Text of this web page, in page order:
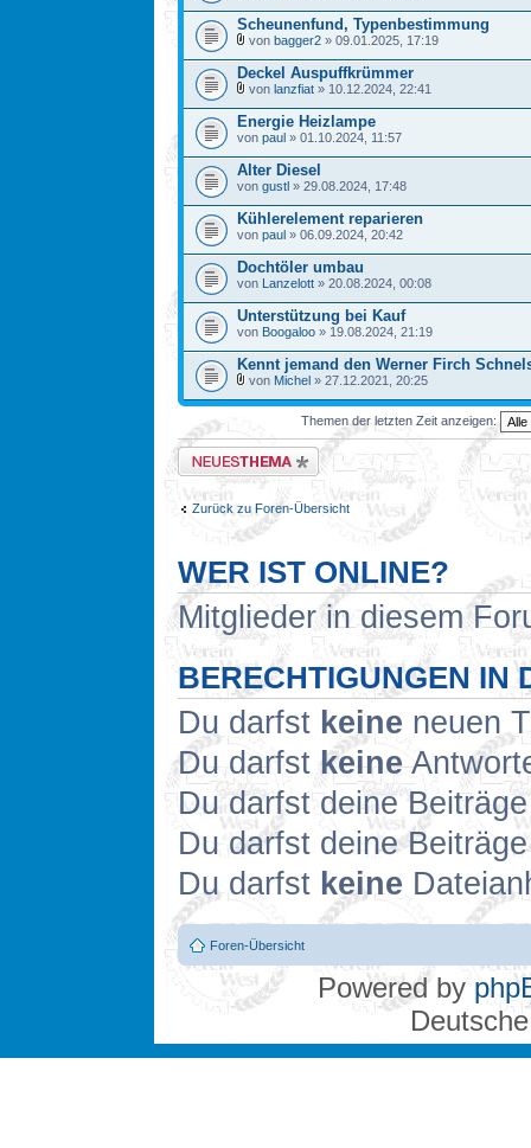
Scheunenfund, Typenbestimmung
von bagger2 » 09.01.2025, 17:19
Deckel Auspuffkrümmer
von lanzfiat » 10.12.2024, 22:41
Energie Heizlampe
von paul » 01.10.2024, 11:57
Alter Diesel
von gustl » 29.08.2024, 17:48
Kühlerelement reparieren
von paul » 06.09.2024, 20:42
Dochtöler umbau
von Lanzelott » 20.08.2024, 00:08
Unterstützung bei Kauf
von Boogaloo » 19.08.2024, 21:19
Kennt jemand den Werner Firch
von Michel » 27.12.2021, 20:25
Themen der letzten Zeit anzeigen:
Neues Thema erstellen
Zurück zu Foren-Übersicht
WER IST ONLINE?
Mitglieder in diesem
BERECHTIGUNGEN IN
Du darfst keine neuen
Du darfst keine
Du darfst deine
Du darfst deine
Du darfst keine
Foren-Übersicht
Powered by